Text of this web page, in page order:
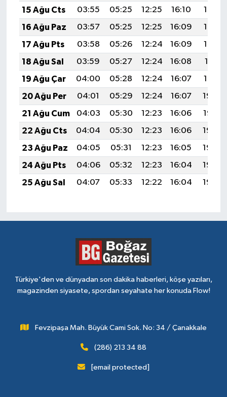
15 Ağu Cts
03:55 05:25 12:25 16:10
19:15
16 Ağu Paz
03:57 05:25 12:25 16:09
19:14
17 Ağu Pts
03:58 05:26 12:24 16:09
19:12
18 Ağu Sal
03:59 05:27 12:24 16:08
19:11
19 Ağu Çar
04:00 05:28 12:24 16:07
19:10
20 Ağu Per
04:01 05:29 12:24 16:07
19:09
21 Ağu Cum
04:03 05:30 12:23 16:06
19:07
22 Ağu Cts
04:04 05:30 12:23 16:06
19:06
23 Ağu Paz
04:05 05:31 12:23 16:05
19:05
24 Ağu Pts
04:06 05:32 12:23 16:04
19:03
25 Ağu Sal
04:07 05:33 12:22 16:04 19:02
Türkiye'den ve dünyadan son dakika haberleri, köşe yazıları,
magazinden siyasete, spordan seyahate her konuda Flow!
Fevzipaşa Mah. Büyük Cami Sok. No: 34 / Çanakkale
(286) 213 34 88
[email protected]